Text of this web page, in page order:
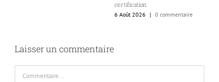
certification
6 Août 2026
| 0 commentaire
Laisser un commentaire